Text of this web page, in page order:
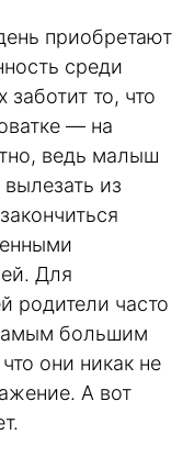
приобретают
среди
то, что
— на
ведь малыш
из
Для
родители часто
большим
они никак не
А вот